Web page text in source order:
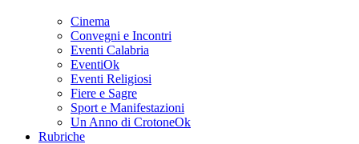
Cinema
Convegni e Incontri
Eventi Calabria
EventiOk
Eventi Religiosi
Fiere e Sagre
Sport e Manifestazioni
Un Anno di CrotoneOk
Rubriche